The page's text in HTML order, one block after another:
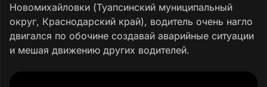
Новомихайловки (Туапсинский муниципальный
округ, Краснодарский край), водитель очень нагло
двигался по обочине создавай аварийные ситуации
и мешая движению других водителей.